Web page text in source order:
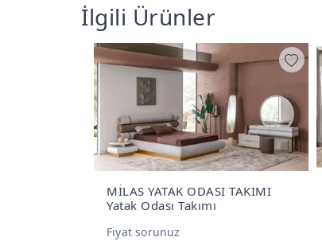
İlgili Ürünler
RETRO Yatak Odası Takımı